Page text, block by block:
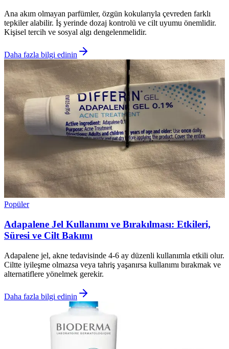
Ana akım olmayan parfümler, özgün kokularıyla çevreden farklı
tepkiler alabilir. İş yerinde dozaj kontrolü ve cilt uyumu önemlidir.
Kişisel tercih ve sosyal algı dengelenmelidir.
Daha fazla bilgi edinin
Popüler
Adapalene Jel Kullanımı ve Bırakılması: Etkileri,
Süresi ve Cilt Bakımı
Adapalene jel, akne tedavisinde 4-6 ay düzenli kullanımla etkili olur.
Ciltte iyileşme olmazsa veya tahriş yaşanırsa kullanımı bırakmak ve
alternatiflere yönelmek gerekir.
Daha fazla bilgi edinin